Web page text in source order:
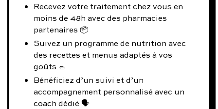
Recevez votre traitement chez vous en
moins de 48h avec des pharmacies
partenaires 📦
Suivez un programme de nutrition avec
des recettes et menus adaptés à vos
goûts 🥗
Bénéficiez d’un suivi et d’un
accompagnement personnalisé avec un
coach dédié 🗣️